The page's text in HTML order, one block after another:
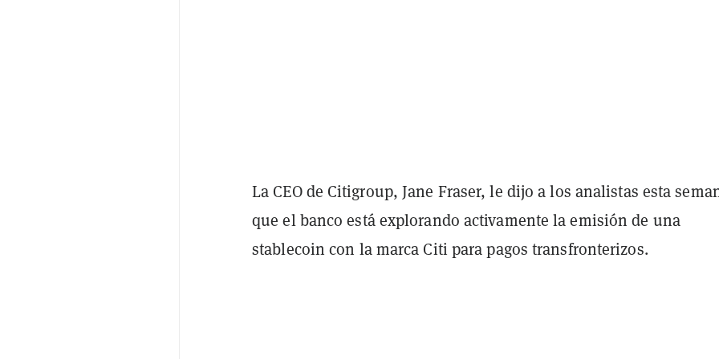
La CEO de Citigroup, Jane Fraser, le dijo a los analistas esta
que el banco está explorando activamente la emisión de una
stablecoin con la marca Citi para pagos transfronterizos.